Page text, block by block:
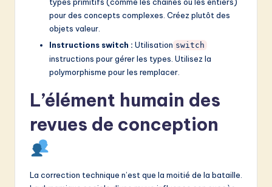
pour des concepts complexes. Créez plutôt des
objets valeur.
Instructions switch : Utilisation switch
instructions pour gérer les types. Utilisez la
polymorphisme pour les remplacer.
L’élément humain des
revues de conception
La correction technique n’est que la moitié de la bataille.